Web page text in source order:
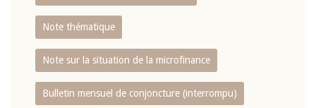
Note thématique
Note sur la situation de la microfinance
Bulletin mensuel de conjoncture (interrompu)